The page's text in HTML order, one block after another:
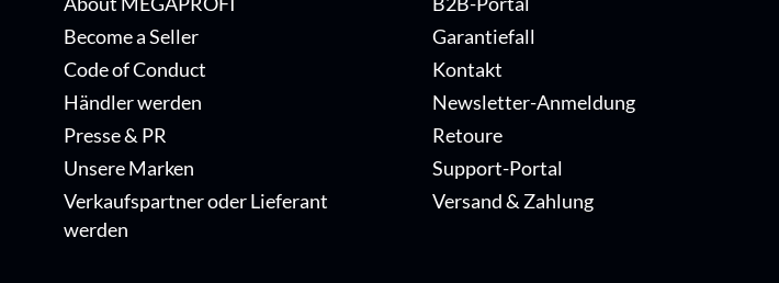
Become a Seller
Code of Conduct
Händler werden
Presse & PR
Unsere Marken
Verkaufspartner oder Lieferant
werden
Garantiefall
Kontakt
Newsletter-Anmeldung
Retoure
Support-Portal
Versand & Zahlung